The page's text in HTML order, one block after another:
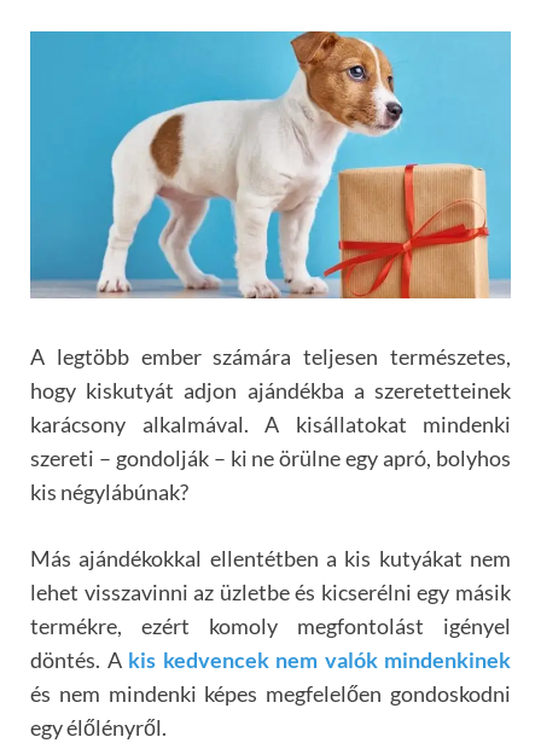
A legtöbb ember számára teljesen természetes,
hogy kiskutyát adjon ajándékba a szeretetteinek
karácsony alkalmával. A kisállatokat mindenki
szereti – gondolják – ki ne örülne egy apró, bolyhos
kis négylábúnak?
Más ajándékokkal ellentétben a kis kutyákat nem
lehet visszavinni az üzletbe és kicserélni egy másik
termékre, ezért komoly megfontolást igényel
döntés. A kis kedvencek nem valók mindenkinek
és nem mindenki képes megfelelően gondoskodni
egy élőlényről.